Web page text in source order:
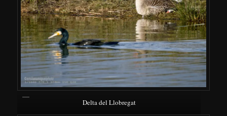
Delta del Llobregat